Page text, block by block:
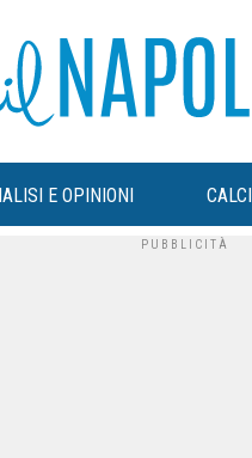
E OPINIONI